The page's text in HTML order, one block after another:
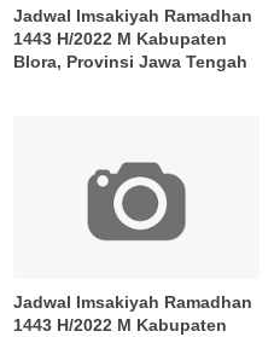
Jadwal Imsakiyah Ramadhan
1443 H/2022 M Kabupaten
Blora, Provinsi Jawa Tengah
Jadwal Imsakiyah Ramadhan
1443 H/2022 M Kabupaten